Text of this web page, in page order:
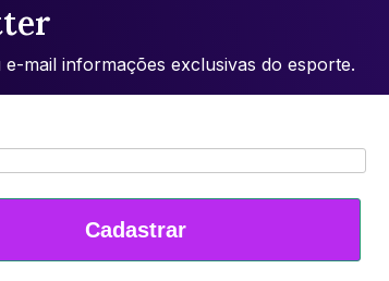
e-mail informações exclusivas do esporte.
Cadastrar